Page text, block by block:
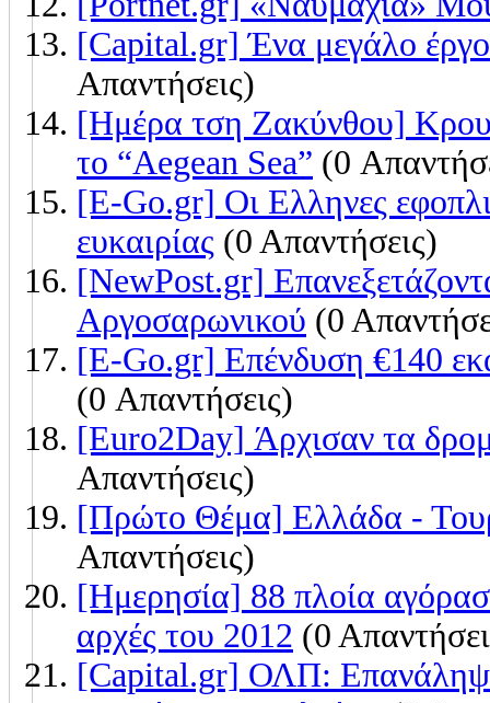
[Capital.gr] Ένα μεγάλο
Απαντήσεις)
[Ημέρα τση Ζακύνθου]
το “Aegean Sea” (0
[E-Go.gr] Οι Ελληνες
ευκαιρίας (0 Απαντήσεις)
[NewPost.gr]
Αργοσαρωνικού (0
[E-Go.gr] Επένδυση €140
(0 Απαντήσεις)
[Euro2Day] Άρχισαν τα
Απαντήσεις)
[Πρώτο Θέμα] Ελλάδα -
Απαντήσεις)
[Ημερησία] 88 πλοία
αρχές του 2012 (0
[Capital.gr] ΟΛΠ: Επανάληψη